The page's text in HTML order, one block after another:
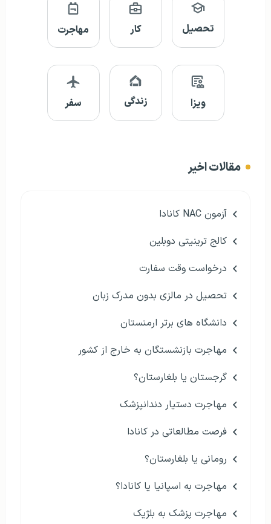
تحصیل کار مهاجرت
ویزا زندگی سفر
مقالات اخیر
آزمون NAC کانادا
کالج ترینیتی دوبلین
درخواست وقت سفارت
تحصیل در مالزی بدون مدرک زبان
دانشگاه های برتر ارمنستان
مهاجرت بازنشستگان به خارج از کشور
گرجستان یا بلغارستان؟
مهاجرت دستیار دندانپزشک
فرصت مطالعاتی در کانادا
رومانی یا بلغارستان؟
مهاجرت به اسپانیا یا کانادا؟
مهاجرت پزشک به بلژیک